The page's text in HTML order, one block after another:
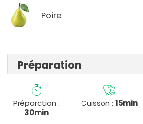
Poire
Préparation
Préparation :
30min
Cuisson : 15min